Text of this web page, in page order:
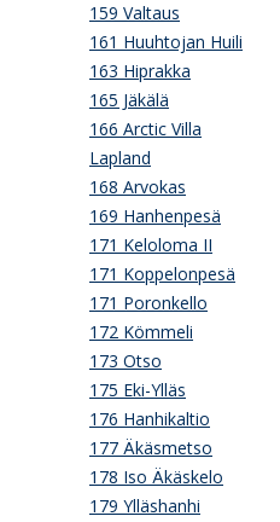
159 Valtaus
161 Huuhtojan Huili
163 Hiprakka
165 Jäkälä
166 Arctic Villa
Lapland
168 Arvokas
169 Hanhenpesä
171 Keloloma II
171 Koppelonpesä
171 Poronkello
172 Kömmeli
173 Otso
175 Eki-Ylläs
176 Hanhikaltio
177 Äkäsmetso
178 Iso Äkäskelo
179 Ylläshanhi